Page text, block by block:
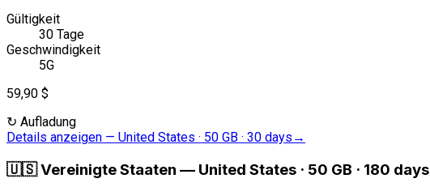
Gültigkeit
30 Tage
Geschwindigkeit
5G
59,90 $
↻ Aufladung
Details anzeigen — United States · 50 GB · 30 days →
🇺🇸Vereinigte Staaten — United States · 50 GB · 180 days